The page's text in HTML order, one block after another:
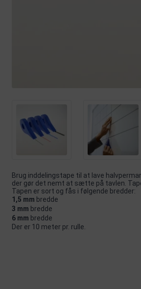
Brug inddelingstape til at lave
der gør det nemt at sætte på tavlen.
Tapen er sort og fås i følgende bredder:
1,5 mm bredde
3 mm bredde
6 mm bredde
Der er 10 meter pr. rulle.